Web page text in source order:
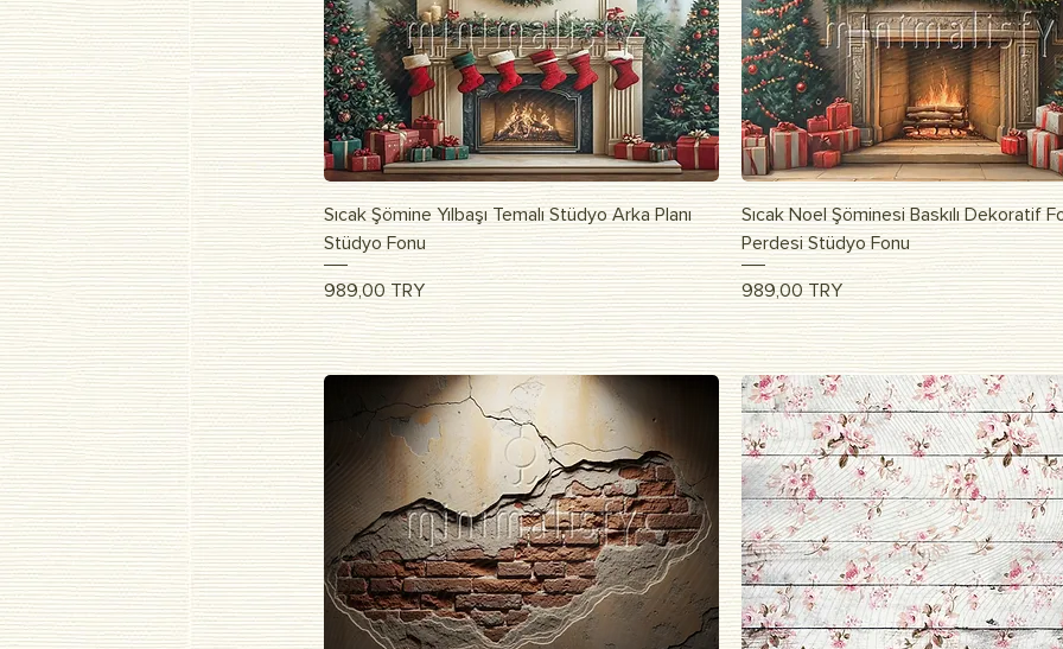
Быстрый просмотр
Sıcak Şömine Yılbaşı Temalı Stüdyo Arka Planı
Stüdyo Fonu
Цена
989,00 TRY
Быстрый просмотр
Sıcak Noel Şöminesi Baskılı Dekoratif
Perdesi Stüdyo Fonu
Цена
989,00 TRY